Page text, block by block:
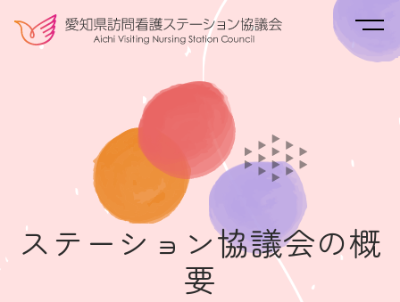
ステーション協議会の概
要